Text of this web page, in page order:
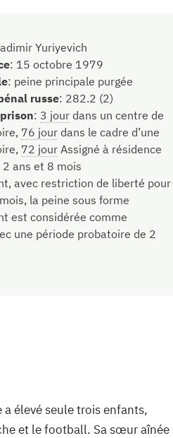
Yuriyevich
: 15 octobre 1979
: peine principale purgée
russe: 282.2 (2)
: 3 jour dans un centre de
76 jour dans le cadre d’une
72 jour Assigné à résidence
2 ans et 8 mois
avec restriction de liberté pour
la peine sous forme
est considérée comme
une période probatoire de 2
élevé seule trois enfants,
et le football. Sa sœur aînée